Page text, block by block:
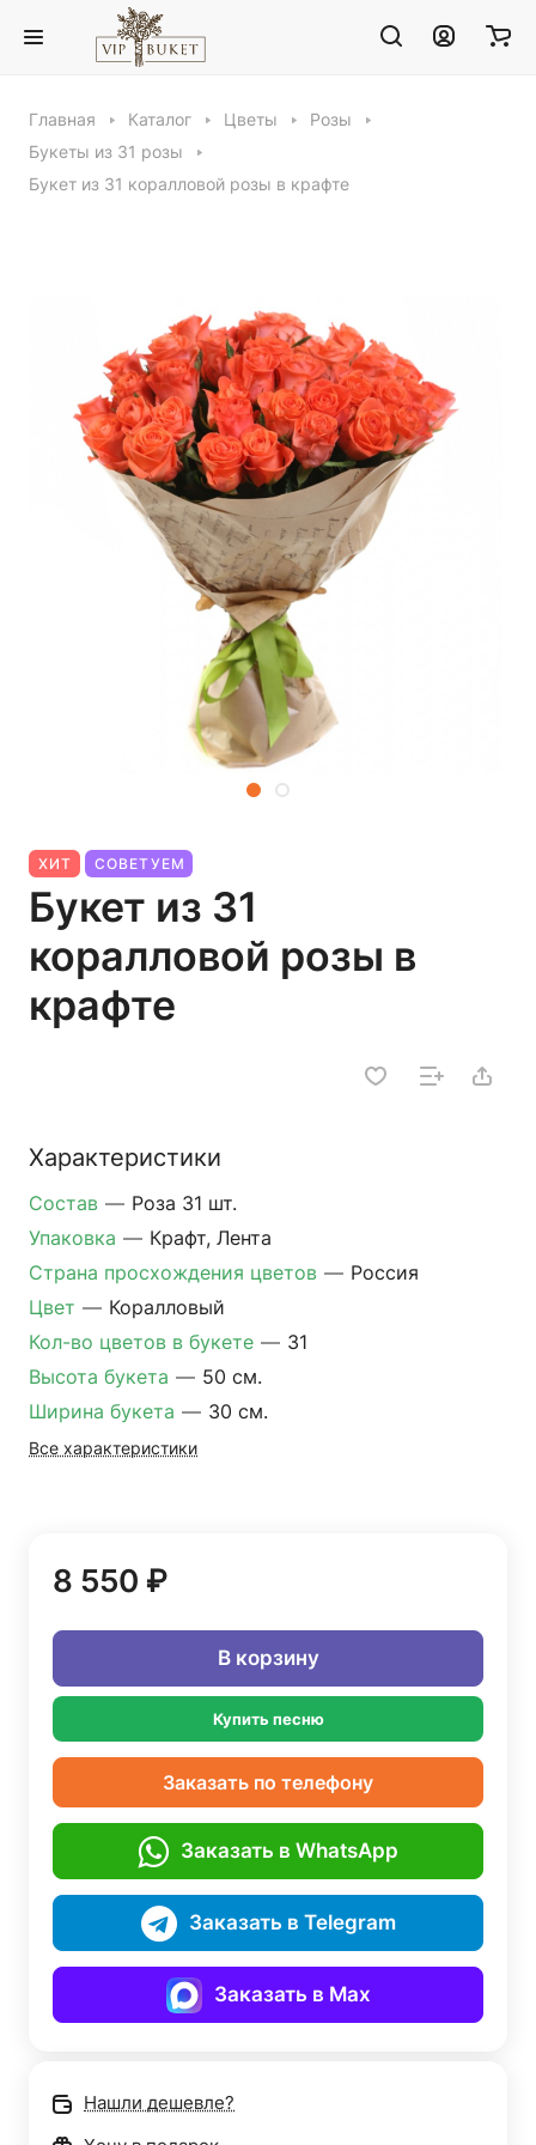
Главная Каталог Цветы
Розы
Букеты из 31 розы
Букет из 31 коралловой розы в крафте
ХИТ СОВЕТУЕМ
Букет из 31
коралловой розы в
крафте
Характеристики
Состав — Роза 31 шт.
Упаковка — Крафт, Лента
Страна просхождения цветов — Россия
Цвет — Коралловый
Кол-во цветов в букете — 31
Высота букета — 50 см.
Ширина букета — 30 см.
Все характеристики
8 550 ₽
В корзину
Купить песню
Заказать по телефону
Заказать в WhatsApp
Заказать в Telegram
Заказать в Max
Нашли дешевле?